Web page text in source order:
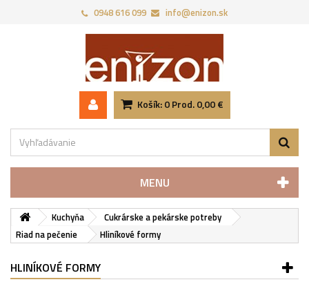
0948 616 099 info@enizon.sk
Košík: 0 Prod. 0,00 €
MENU
Kuchyňa
Cukrárske a pekárske potreby
Riad na pečenie
Hliníkové formy
HLINÍKOVÉ FORMY